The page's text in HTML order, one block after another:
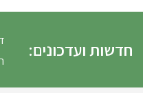
חדשות ועדכונים: